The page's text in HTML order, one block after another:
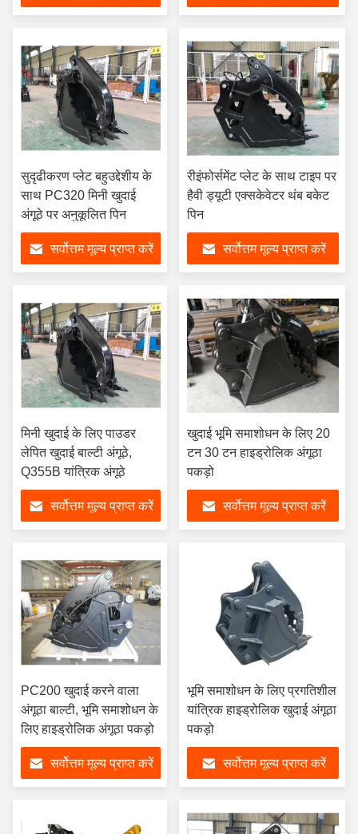
सुदृढीकरण प्लेट बहुउद्देशीय के
साथ PC320 मिनी खुदाई
अंगूठे पर अनुकूलित पिन
सर्वोत्तम मूल्य प्राप्त करें
रीइंफोर्समेंट प्लेट के साथ टाइप पर
हैवी ड्यूटी एक्सकेवेटर थंब बकेट
पिन
सर्वोत्तम मूल्य प्राप्त करें
मिनी खुदाई के लिए पाउडर
लेपित खुदाई बाल्टी अंगूठे,
Q355B यांत्रिक अंगूठे
सर्वोत्तम मूल्य प्राप्त करें
खुदाई भूमि समाशोधन के लिए 20
टन 30 टन हाइड्रोलिक अंगूठा
पकड़ो
सर्वोत्तम मूल्य प्राप्त करें
PC200 खुदाई करने वाला
अंगूठा बाल्टी, भूमि समाशोधन के
लिए हाइड्रोलिक अंगूठा पकड़ो
सर्वोत्तम मूल्य प्राप्त करें
भूमि समाशोधन के लिए प्रगतिशील
यांत्रिक हाइड्रोलिक खुदाई अंगूठा
पकड़ो
सर्वोत्तम मूल्य प्राप्त करें